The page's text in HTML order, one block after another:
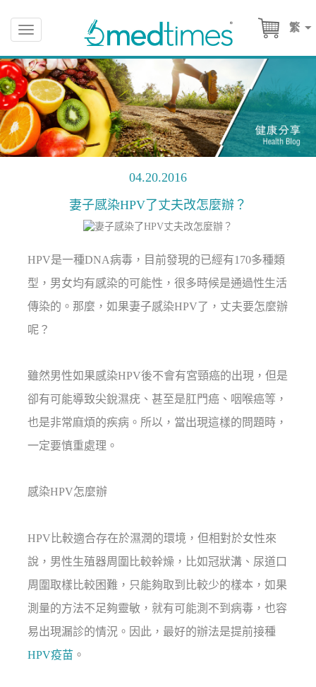
繁
Toggle
navigation
04.20.2016
妻子感染HPV了丈夫改怎麼辦？
HPV是一種DNA病毒，目前發現的已經有170多種類
型，男女均有感染的可能性，很多時候是通過性生活
傳染的。那麼，如果妻子感染HPV了，丈夫要怎麼辦
呢？
雖然男性如果感染HPV後不會有宮頸癌的出現，但是
卻有可能導致尖銳濕疣、甚至是肛門癌、咽喉癌等，
也是非常麻煩的疾病。所以，當出現這樣的問題時，
一定要慎重處理。
感染HPV怎麼辦
HPV比較適合存在於濕潤的環境，但相對於女性來
說，男性生殖器周圍比較幹燥，比如冠狀溝、尿道口
周圍取樣比較困難，只能夠取到比較少的樣本，如果
測量的方法不足夠靈敏，就有可能測不到病毒，也容
易出現漏診的情況。因此，最好的辦法是提前接種
HPV疫苗 。